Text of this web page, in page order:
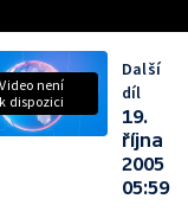
Video není
k dispozici
Další
díl
19.
října
2005
05:59